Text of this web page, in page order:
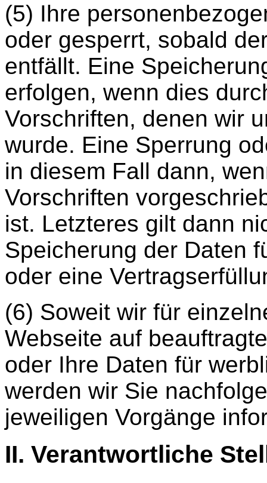
(5) Ihre
oder gesperrt, sobald
entfällt. Eine
erfolgen, wenn dies
Vorschriften, denen wir
wurde. Eine Sperrung
in diesem Fall dann,
Vorschriften
ist. Letzteres gilt dann
Speicherung der Daten
oder eine
(6) Soweit wir für
Webseite auf
oder Ihre Daten für
werden wir Sie
jeweiligen Vorgänge
II. Verantwortliche